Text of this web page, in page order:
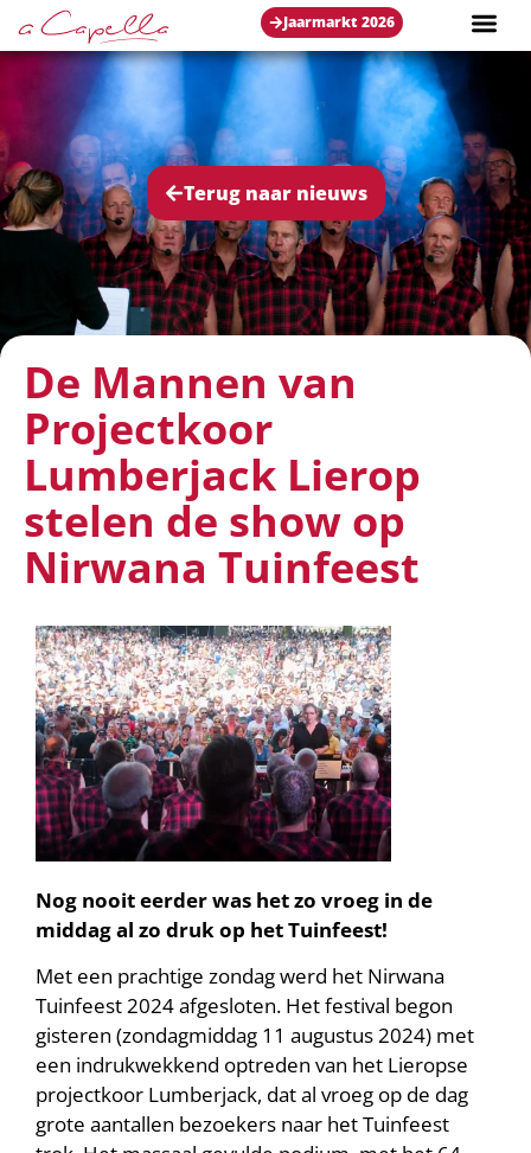
Jaarmarkt 2026
Terug naar nieuws
De Mannen van
Projectkoor
Lumberjack Lierop
stelen de show op
Nirwana Tuinfeest
Nog nooit eerder was het zo vroeg in de
middag al zo druk op het Tuinfeest!
Met een prachtige zondag werd het Nirwana
Tuinfeest 2024 afgesloten. Het festival begon
gisteren (zondagmiddag 11 augustus 2024) met
een indrukwekkend optreden van het Lieropse
projectkoor Lumberjack, dat al vroeg op de dag
grote aantallen bezoekers naar het Tuinfeest